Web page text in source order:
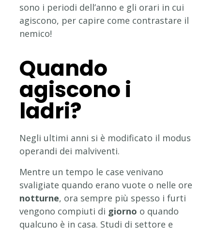
sono i periodi dell’anno e gli orari in cui
agiscono, per capire come contrastare il
nemico!
Quando
agiscono i
ladri?
Negli ultimi anni si è modificato il modus
operandi dei malviventi.
Mentre un tempo le case venivano
svaligiate quando erano vuote o nelle ore
notturne, ora sempre più spesso i furti
vengono compiuti di giorno o quando
qualcuno è in casa. Studi di settore e